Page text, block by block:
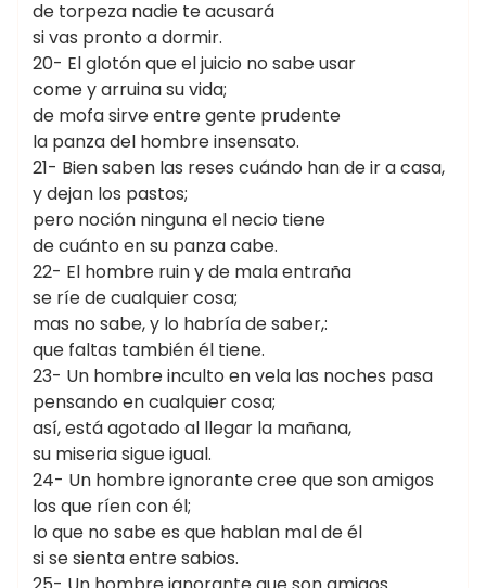
de torpeza nadie te acusará
si vas pronto a dormir.
20- El glotón que el juicio no sabe usar
come y arruina su vida;
de mofa sirve entre gente prudente
la panza del hombre insensato.
21- Bien saben las reses cuándo han de ir a casa,
y dejan los pastos;
pero noción ninguna el necio tiene
de cuánto en su panza cabe.
22- El hombre ruin y de mala entraña
se ríe de cualquier cosa;
mas no sabe, y lo habría de saber,:
que faltas también él tiene.
23- Un hombre inculto en vela las noches pasa
pensando en cualquier cosa;
así, está agotado al llegar la mañana,
su miseria sigue igual.
24- Un hombre ignorante cree que son amigos
los que ríen con él;
lo que no sabe es que hablan mal de él
si se sienta entre sabios.